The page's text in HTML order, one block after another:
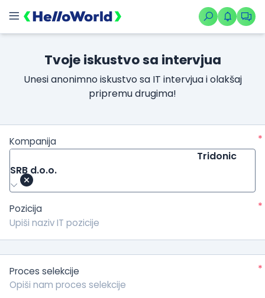
Tvoje iskustvo sa intervjua
Unesi anonimno iskustvo sa IT intervjua i olakšaj
pripremu drugima!
Kompanija
*
Tridonic
SRB d.o.o.
Pozicija *
Proces selekcije *